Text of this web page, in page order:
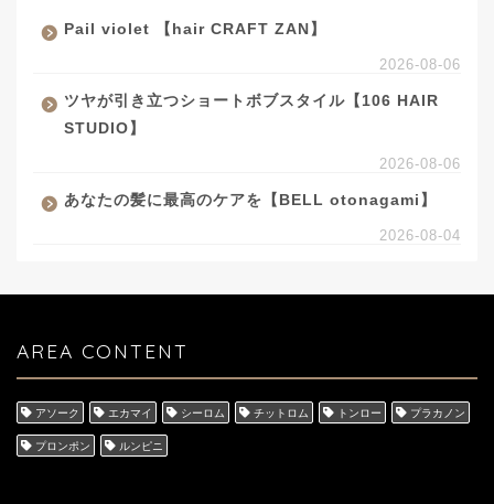
Pail violet 【hair CRAFT ZAN】
2026-08-06
ツヤが引き立つショートボブスタイル【106 HAIR
STUDIO】
2026-08-06
あなたの髪に最高のケアを【BELL otonagami】
2026-08-04
AREA CONTENT
アソーク エカマイ シーロム チットロム トンロー プラカノン
プロンポン ルンピニ